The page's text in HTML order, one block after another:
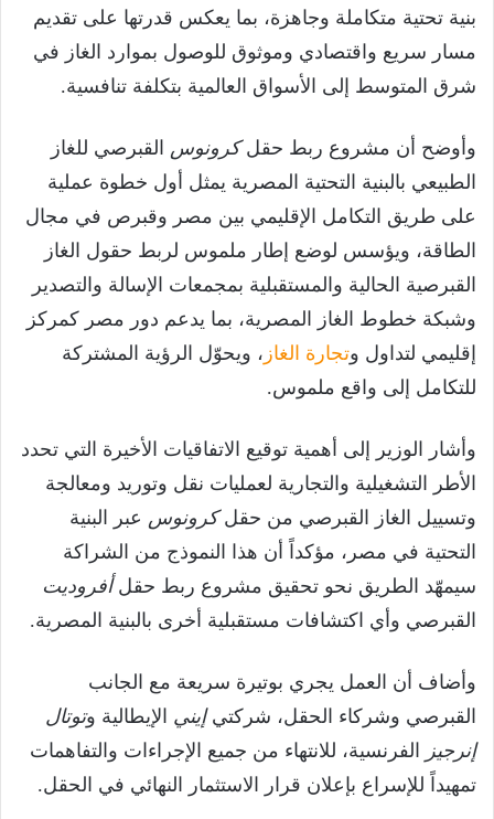
بنية تحتية متكاملة وجاهزة، بما يعكس قدرتها على تقديم
مسار سريع واقتصادي وموثوق للوصول بموارد الغاز في
شرق المتوسط إلى الأسواق العالمية بتكلفة تنافسية.
وأوضح أن مشروع ربط حقلكرونوس القبرصي للغاز
الطبيعي بالبنية التحتية المصرية يمثل أول خطوة عملية
على طريق التكامل الإقليمي بين مصر وقبرص في مجال
الطاقة، ويؤسس لوضع إطار ملموس لربط حقول الغاز
القبرصية الحالية والمستقبلية بمجمعات الإسالة والتصدير
وشبكة خطوط الغاز المصرية، بما يدعم دور مصر كمركز
إقليمي لتداول وتجارة الغاز ، ويحوّل الرؤية المشتركة
للتكامل إلى واقع ملموس.
وأشار الوزير إلى أهمية توقيع الاتفاقيات الأخيرة التي تحدد
الأطر التشغيلية والتجارية لعمليات نقل وتوريد ومعالجة
وتسييل الغاز القبرصي من حقلكرونوس عبر البنية
التحتية في مصر، مؤكداً أن هذا النموذج من الشراكة
سيمهّد الطريق نحو تحقيق مشروع ربط حقلأفروديت
القبرصي وأي اكتشافات مستقبلية أخرى بالبنية المصرية.
وأضاف أن العمل يجري بوتيرة سريعة مع الجانب
القبرصي وشركاء الحقل، شركتيإيني الإيطالية وتوتال
إنرجيز
الفرنسية، للانتهاء من جميع الإجراءات والتفاهمات
تمهيداً للإسراع بإعلان قرار الاستثمار النهائي في الحقل.